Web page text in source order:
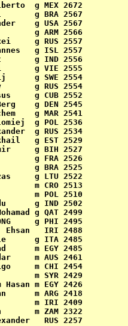
g MEX 2672
g BRA 2567
g USA 2567
g ARM 2566
g RUS 2557
g ISL 2557
g IND 2556
g VIE 2555
g SWE 2554
g RUS 2554
g CUB 2552
g DEN 2545
g MAR 2541
g POL 2536
g RUS 2534
g EST 2529
g BIH 2527
g FRA 2526
g BRA 2525
g LTU 2522
m CRO 2513
m POL 2510
g IND 2502
g QAT 2499
g PHI 2495
Ehsan   IRI 2488
g ITA 2485
m EGY 2485
m AUS 2461
m CHI 2454
m SYR 2429
m EGY 2426
m ARG 2418
m IRI 2409
m ZAM 2322
RUS 2257